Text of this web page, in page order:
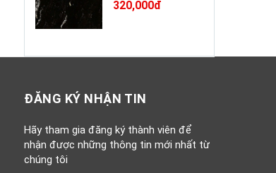
320,000đ
ĐĂNG KÝ NHẬN TIN
Hãy tham gia đăng ký thành viên để
nhận được những thông tin mới nhất từ
chúng tôi